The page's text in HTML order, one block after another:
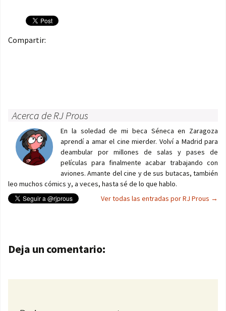
Compartir:
Acerca de RJ Prous
En la soledad de mi beca Séneca en Zaragoza
aprendí a amar el cine mierder. Volví a Madrid para
deambular por millones de salas y pases de
películas para finalmente acabar trabajando con
aviones. Amante del cine y de sus butacas, también
leo muchos cómics y, a veces, hasta sé de lo que hablo.
Ver todas las entradas por RJ Prous →
Navegación de entradas
Deja un comentario: